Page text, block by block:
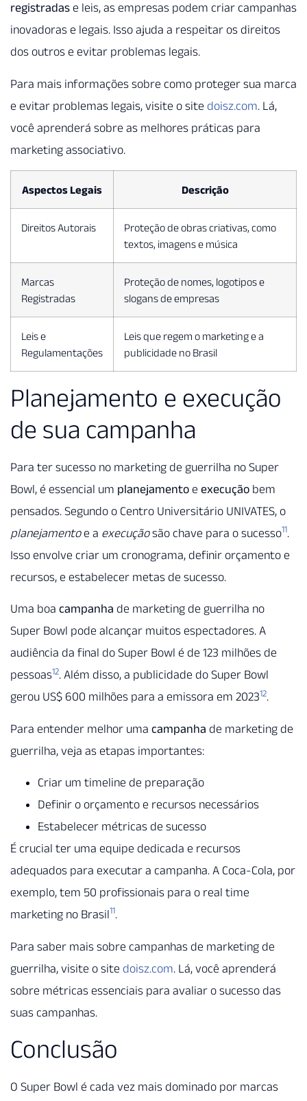
registradas e leis, as empresas podem criar campanhas
inovadoras e legais. Isso ajuda a respeitar os direitos
dos outros e evitar problemas legais.
Para mais informações sobre como proteger sua marca
e evitar problemas legais, visite o site doisz.com. Lá,
você aprenderá sobre as melhores práticas para
marketing associativo.
Aspectos Legais Descrição
Direitos Autorais
Proteção de obras criativas, como
textos, imagens e música
Marcas
Registradas
Proteção de nomes, logotipos e
slogans de empresas
Leis e
Regulamentações
Leis que regem o marketing e a
publicidade no Brasil
Planejamento e execução
de sua campanha
Para ter sucesso no marketing de guerrilha no Super
Bowl, é essencial um planejamento e execução bem
pensados. Segundo o Centro Universitário UNIVATES, o
planejamentoe a execuçãosão chave para o sucesso11.
Isso envolve criar um cronograma, definir orçamento e
recursos, e estabelecer metas de sucesso.
Uma boa campanha de marketing de guerrilha no
Super Bowl pode alcançar muitos espectadores. A
audiência da final do Super Bowl é de 123 milhões de
pessoas12. Além disso, a publicidade do Super Bowl
gerou US$ 600 milhões para a emissora em 202312.
Para entender melhor uma campanha de marketing de
guerrilha, veja as etapas importantes:
Criar um timeline de preparação
Definir o orçamento e recursos necessários
Estabelecer métricas de sucesso
É crucial ter uma equipe dedicada e recursos
adequados para executar a campanha. A Coca-Cola, por
exemplo, tem 50 profissionais para o real time
marketing no Brasil11.
Para saber mais sobre campanhas de marketing de
guerrilha, visite o site doisz.com. Lá, você aprenderá
sobre métricas essenciais para avaliar o sucesso das
suas campanhas.
Conclusão
O Super Bowl é cada vez mais dominado por marcas